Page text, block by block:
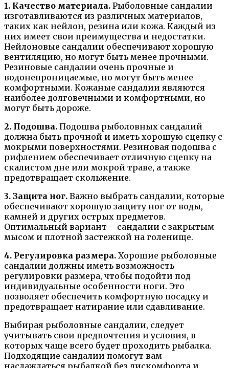
1. Качество материала. Рыболовные сандалии
изготавливаются из различных материалов,
таких как нейлон, резина или кожа. Каждый из
них имеет свои преимущества и недостатки.
Нейлоновые сандалии обеспечивают хорошую
вентиляцию, но могут быть менее прочными.
Резиновые сандалии очень прочные и
водонепроницаемые, но могут быть менее
комфортными. Кожаные сандалии являются
наиболее долговечными и комфортными, но
могут быть дороже.
2. Подошва. Подошва рыболовных сандалий
должна быть прочной и иметь хорошую сцепку с
мокрыми поверхностями. Резиновая подошва с
рифлением обеспечивает отличную сцепку на
скалистом дне или мокрой траве, а также
предотвращает скольжение.
3. Защита ног. Важно выбрать сандалии, которые
обеспечивают хорошую защиту ног от воды,
камней и других острых предметов.
Оптимальный вариант – сандалии с закрытым
мысом и плотной застежкой на голенище.
4. Регулировка размера. Хорошие рыболовные
сандалии должны иметь возможность
регулировки размера, чтобы подойти под
индивидуальные особенности ноги. Это
позволяет обеспечить комфортную посадку и
предотвращает натирание или сдавливание.
Выбирая рыболовные сандалии, следует
учитывать свои предпочтения и условия, в
которых чаще всего будет проходить рыбалка.
Подходящие сандалии помогут вам